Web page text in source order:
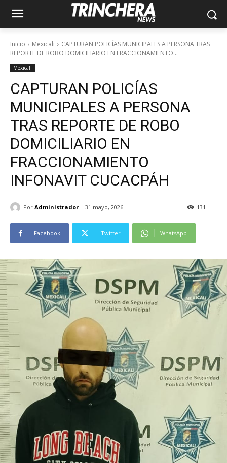
Inicio Mexicali
CAPTURAN POLICÍAS MUNICIPALES A PERSONA TRAS
REPORTE DE ROBO DOMICILIARIO EN FRACCIONAMIENTO...
Mexicali
CAPTURAN POLICÍAS
MUNICIPALES A PERSONA
TRAS REPORTE DE ROBO
DOMICILIARIO EN
FRACCIONAMIENTO
INFONAVIT CUCACPÁH
Por Administrador 31 mayo, 2026 131
Facebook Twitter WhatsApp